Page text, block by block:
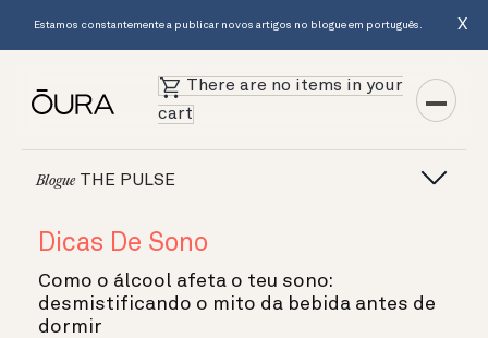
Estamos constantemente a publicar novos artigos no blogue em português. X
There are no items in your
cart
BlogueTHE PULSE
Dicas De Sono
Como o álcool afeta o teu sono:
desmistificando o mito da bebida antes de
dormir